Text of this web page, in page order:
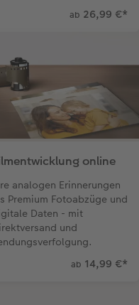
ab 26,99 €*
online
analogen Erinnerungen
Premium Fotoabzüge und
Daten - mit
und
ab 14,99 €*